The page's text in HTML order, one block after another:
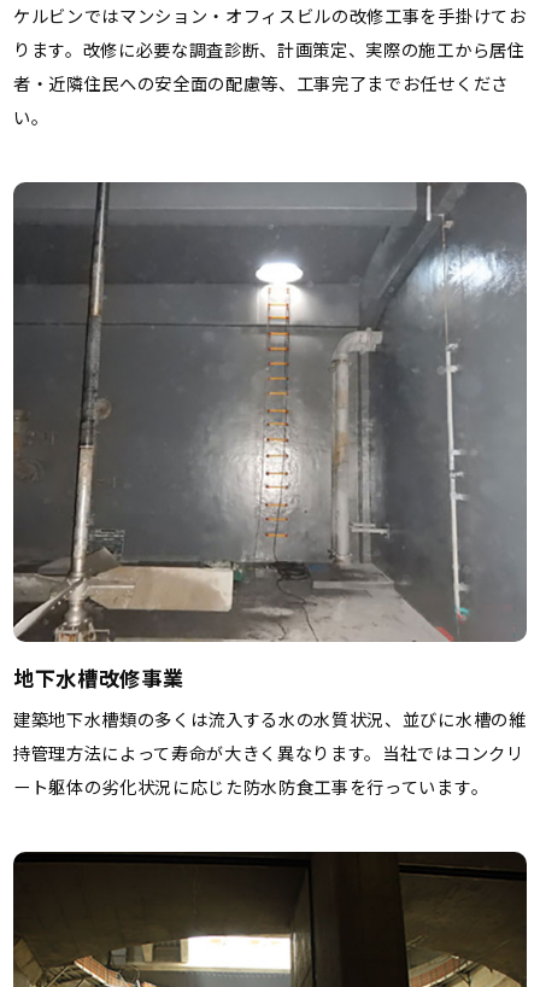
ケルビンではマンション・オフィスビルの改修工事を手掛けてお
ります。改修に必要な調査診断、計画策定、実際の施工から居住
者・近隣住民への安全面の配慮等、工事完了までお任せくださ
い。
地下水槽改修事業
建築地下水槽類の多くは流入する水の水質状況、並びに水槽の維
持管理方法によって寿命が大きく異なります。当社ではコンクリ
ート躯体の劣化状況に応じた防水防食工事を行っています。